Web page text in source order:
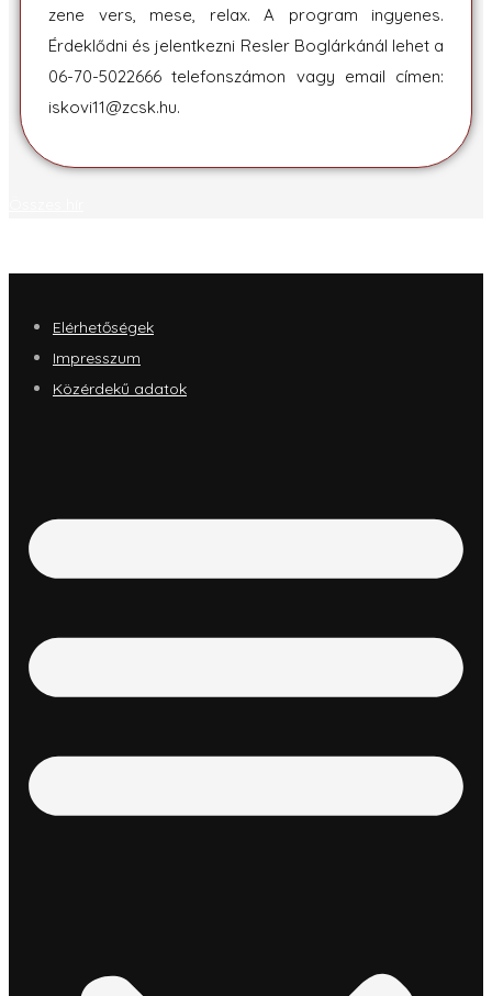
zene vers, mese, relax. A program ingyenes.
Érdeklődni és jelentkezni Resler Boglárkánál lehet a
06-70-5022666 telefonszámon vagy email címen:
iskovi11@zcsk.hu.
Elérhetőségek
Impresszum
Közérdekű adatok